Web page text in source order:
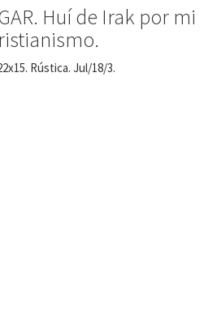
Huí de Irak por mi
Rústica. Jul/18/3.